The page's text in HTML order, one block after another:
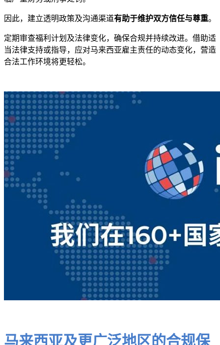
因此，建立透明政策及沟通渠道有助于维护双方信任与尊重。
定期审查福利计划及法律变化，确保合规并持续改进。借助适
当法律支持或指导，应对马来西亚雇主责任的动态变化，营造
合法工作环境将更轻松。
马来西亚及更广泛地区的合规保